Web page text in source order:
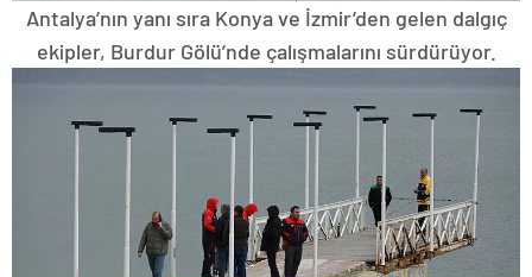
Antalya’nın yanı sıra Konya ve İzmir’den gelen dalgıç
ekipler, Burdur Gölü’nde çalışmalarını sürdürüyor.